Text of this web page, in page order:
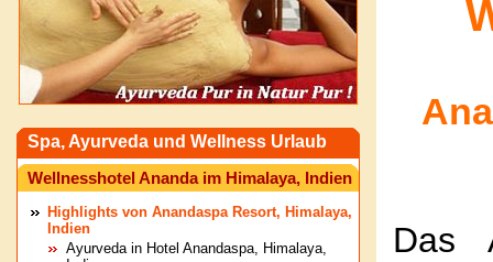
Spa, Ayurveda und Wellness Urlaub
Wellnesshotel Ananda im Himalaya, Indien
Highlights von Anandaspa Resort, Himalaya,
Indien
Ayurveda in Hotel Anandaspa, Himalaya,
Das